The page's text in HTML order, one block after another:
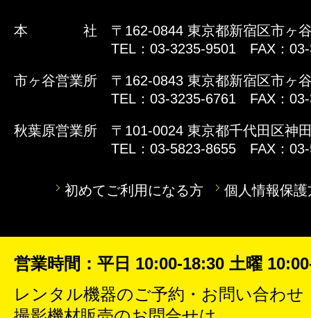
本 社
〒162-0844 東京都新宿区市ヶ
TEL：03-3235-9501 FAX：
市ヶ谷営業所
〒162-0843 東京都新宿区市ヶ
TEL：03-3235-6761 FAX：
秋葉原営業所
〒101-0024 東京都千代田区神
TEL：03-5823-8655 FAX：
初めてご利用になる方 個人情報保護
営業時間：平日 10:00-18:30 土曜
レンタル機器のご予約・お問い合わせ